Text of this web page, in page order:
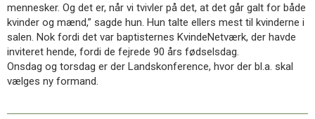
mennesker. Og det er, når vi tvivler på det, at det går galt for både
kvinder og mænd,” sagde hun. Hun talte ellers mest til kvinderne i
salen. Nok fordi det var baptisternes KvindeNetværk, der havde
inviteret hende, fordi de fejrede 90 års fødselsdag.
Onsdag og torsdag er der Landskonference, hvor der bl.a. skal
vælges ny formand.